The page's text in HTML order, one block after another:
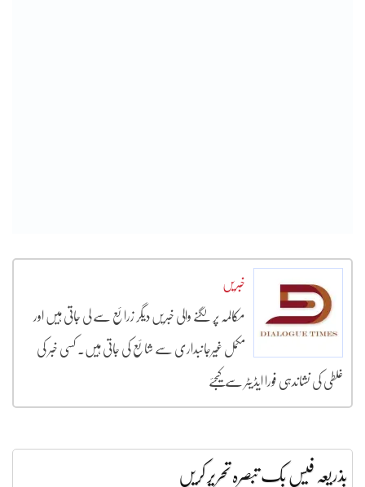
خبریں
مکالمہ پر لگنے والی خبریں دیگر زرائع سے لی جاتی ہیں اور
مکمل غیرجانبداری سے شائع کی جاتی ہیں۔ کسی خبر کی
غلطی کی نشاندہی فورا ایڈیٹر سے کیجئے
بذریعہ فیس بک تبصرہ تحریر کریں